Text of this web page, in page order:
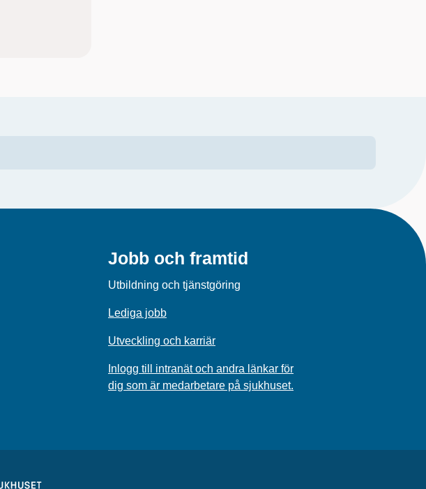
Jobb och framtid
Utbildning och tjänstgöring
Lediga jobb
Utveckling och karriär
Inlogg till intranät och andra länkar för
dig som är medarbetare på sjukhuset.